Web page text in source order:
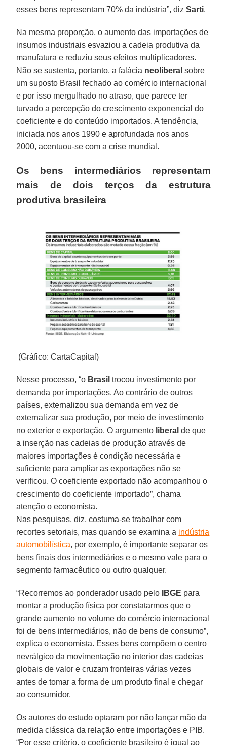
esses bens representam 70% da indústria”, dizSarti.
Na mesma proporção, o aumento das importações de
insumos industriais esvaziou a cadeia produtiva da
manufatura e reduziu seus efeitos multiplicadores.
Não se sustenta, portanto, a falácia neoliberal sobre
um suposto Brasil fechado ao comércio internacional
e por isso mergulhado no atraso, que parece ter
turvado a percepção do crescimento exponencial do
coeficiente e do conteúdo importados. A tendência,
iniciada nos anos 1990 e aprofundada nos anos
2000, acentuou-se com a crise mundial.
Os bens intermediários representam
mais de dois terços da estrutura
produtiva brasileira
(Gráfico: CartaCapital)
Nesse processo, “o Brasil trocou investimento por
demanda por importações. Ao contrário de outros
países, externalizou sua demanda em vez de
externalizar sua produção, por meio de investimento
no exterior e exportação. O argumento liberal de que
a inserção nas cadeias de produção através de
maiores importações é condição necessária e
suficiente para ampliar as exportações não se
verificou. O coeficiente exportado não acompanhou o
crescimento do coeficiente importado”, chama
atenção o economista.
Nas pesquisas, diz, costuma-se trabalhar com
recortes setoriais, mas quando se examina a indústria
automobilística, por exemplo, é importante separar os
bens finais dos intermediários e o mesmo vale para o
segmento farmacêutico ou outro qualquer.
“Recorremos ao ponderador usado pelo IBGE para
montar a produção física por constatarmos que o
grande aumento no volume do comércio internacional
foi de bens intermediários, não de bens de consumo”,
explica o economista. Esses bens compõem o centro
nevrálgico da movimentação no interior das cadeias
globais de valor e cruzam fronteiras várias vezes
antes de tomar a forma de um produto final e chegar
ao consumidor.
Os autores do estudo optaram por não lançar mão da
medida clássica da relação entre importações e PIB.
“Por esse critério, o coeficiente brasileiro é igual ao